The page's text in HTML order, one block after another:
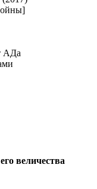
АДа
величества